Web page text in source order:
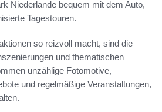
Niederlande bequem mit dem Auto,
Tagestouren.
so reizvoll macht, sind die
und thematischen
unzählige Fotomotive,
und regelmäßige Veranstaltungen,